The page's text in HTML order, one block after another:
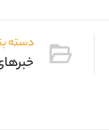
دسته